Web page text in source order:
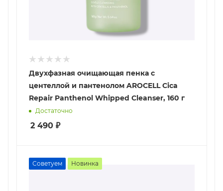
Двухфазная очищающая пенка с
центеллой и пантенолом AROCELL Cica
Repair Panthenol Whipped Cleanser, 160 г
Достаточно
2 490 ₽
Советуем Новинка